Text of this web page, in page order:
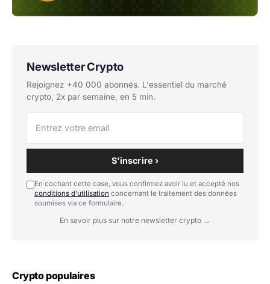
Newsletter Crypto
Rejoignez +40 000 abonnés. L'essentiel du marché
crypto, 2x par semaine, en 5 min.
S'inscrire ›
En cochant cette case, vous confirmez avoir lu et accepté nos
conditions d'utilisation concernant le traitement des données
soumises via ce formulaire.
En savoir plus sur notre newsletter crypto →
Crypto populaires